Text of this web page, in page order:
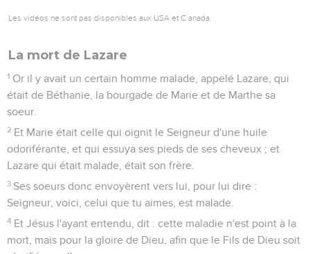
Les vidéos ne sont pas disponibles aux USA et C anada.
La mort de Lazare
1 Or il y avait un certain homme malade, appelé Lazare, qui
était de Béthanie, la bourgade de Marie et de Marthe sa
soeur.
2 Et Marie était celle qui oignit le Seigneur d'une huile
odoriférante, et qui essuya ses pieds de ses cheveux ; et
Lazare qui était malade, était son frère.
3 Ses soeurs donc envoyèrent vers lui, pour lui dire :
Seigneur, voici, celui que tu aimes, est malade.
4 Et Jésus l'ayant entendu, dit : cette maladie n'est point à la
mort, mais pour la gloire de Dieu, afin que le Fils de Dieu soit